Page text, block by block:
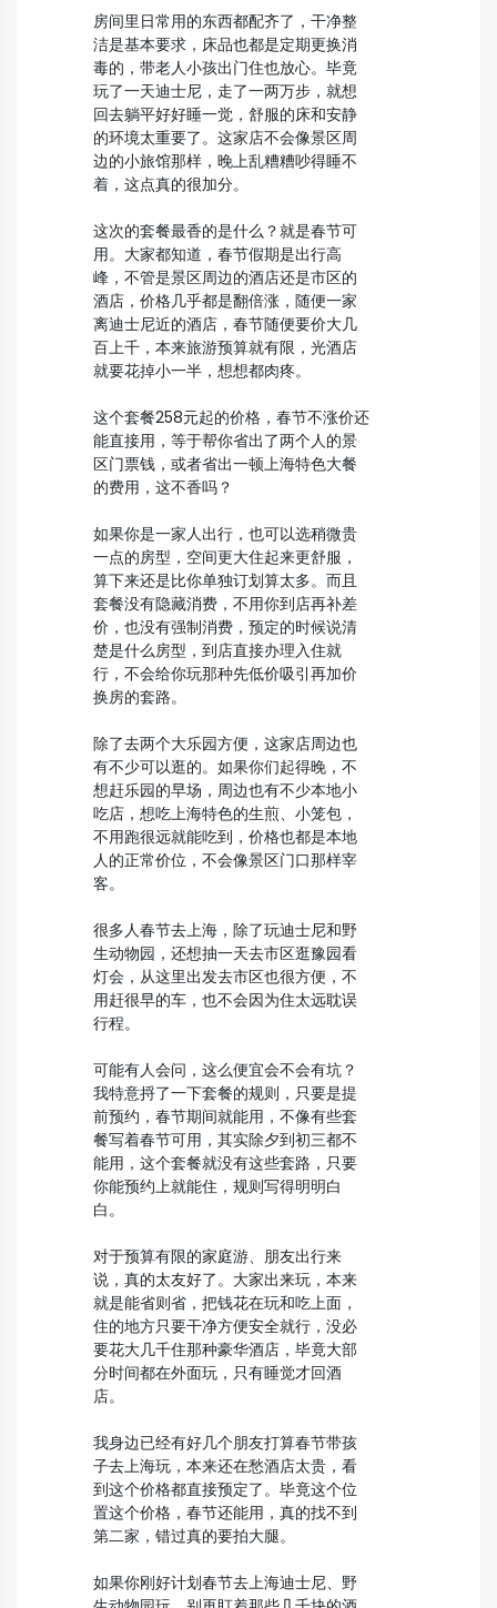
房间里日常用的东西都配齐了，干净整
洁是基本要求，床品也都是定期更换消
毒的，带老人小孩出门住也放心。毕竟
玩了一天迪士尼，走了一两万步，就想
回去躺平好好睡一觉，舒服的床和安静
的环境太重要了。这家店不会像景区周
边的小旅馆那样，晚上乱糟糟吵得睡不
着，这点真的很加分。
这次的套餐最香的是什么？就是春节可
用。大家都知道，春节假期是出行高
峰，不管是景区周边的酒店还是市区的
酒店，价格几乎都是翻倍涨，随便一家
离迪士尼近的酒店，春节随便要价大几
百上千，本来旅游预算就有限，光酒店
就要花掉小一半，想想都肉疼。
这个套餐258元起的价格，春节不涨价还
能直接用，等于帮你省出了两个人的景
区门票钱，或者省出一顿上海特色大餐
的费用，这不香吗？
如果你是一家人出行，也可以选稍微贵
一点的房型，空间更大住起来更舒服，
算下来还是比你单独订划算太多。而且
套餐没有隐藏消费，不用你到店再补差
价，也没有强制消费，预定的时候说清
楚是什么房型，到店直接办理入住就
行，不会给你玩那种先低价吸引再加价
换房的套路。
除了去两个大乐园方便，这家店周边也
有不少可以逛的。如果你们起得晚，不
想赶乐园的早场，周边也有不少本地小
吃店，想吃上海特色的生煎、小笼包，
不用跑很远就能吃到，价格也都是本地
人的正常价位，不会像景区门口那样宰
客。
很多人春节去上海，除了玩迪士尼和野
生动物园，还想抽一天去市区逛豫园看
灯会，从这里出发去市区也很方便，不
用赶很早的车，也不会因为住太远耽误
行程。
可能有人会问，这么便宜会不会有坑？
我特意捋了一下套餐的规则，只要是提
前预约，春节期间就能用，不像有些套
餐写着春节可用，其实除夕到初三都不
能用，这个套餐就没有这些套路，只要
你能预约上就能住，规则写得明明白
白。
对于预算有限的家庭游、朋友出行来
说，真的太友好了。大家出来玩，本来
就是能省则省，把钱花在玩和吃上面，
住的地方只要干净方便安全就行，没必
要花大几千住那种豪华酒店，毕竟大部
分时间都在外面玩，只有睡觉才回酒
店。
我身边已经有好几个朋友打算春节带孩
子去上海玩，本来还在愁酒店太贵，看
到这个价格都直接预定了。毕竟这个位
置这个价格，春节还能用，真的找不到
第二家，错过真的要拍大腿。
如果你刚好计划春节去上海迪士尼、野